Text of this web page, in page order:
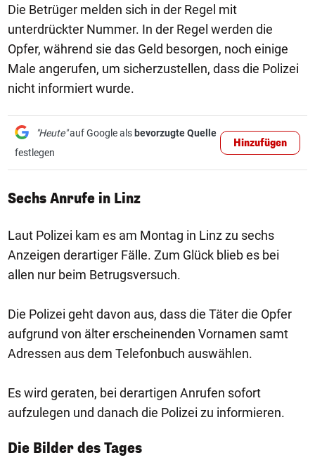
Die Betrüger melden sich in der Regel mit
unterdrückter Nummer. In der Regel werden die
Opfer, während sie das Geld besorgen, noch einige
Male angerufen, um sicherzustellen, dass die Polizei
nicht informiert wurde.
"Heute"auf Google als bevorzugte Quelle
festlegen
Hinzufügen
Sechs Anrufe in Linz
Laut Polizei kam es am Montag in Linz zu sechs
Anzeigen derartiger Fälle. Zum Glück blieb es bei
allen nur beim Betrugsversuch.
Die Polizei geht davon aus, dass die Täter die Opfer
aufgrund von älter erscheinenden Vornamen samt
Adressen aus dem Telefonbuch auswählen.
Es wird geraten, bei derartigen Anrufen sofort
aufzulegen und danach die Polizei zu informieren.
Die Bilder des Tages
1/50